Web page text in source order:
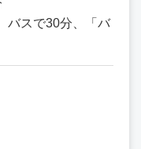
バスで30分、「バ